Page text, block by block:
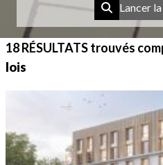
Lancer
18 RÉSULTATStrouvés
lois